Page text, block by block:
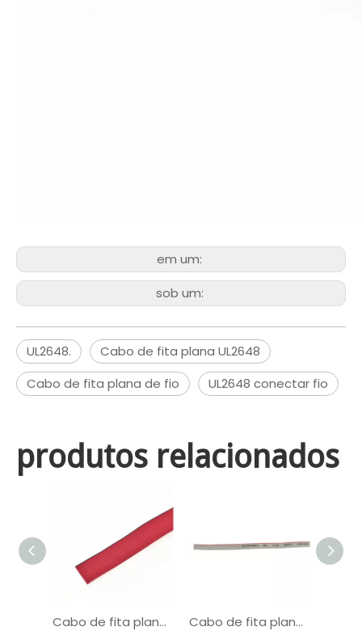
em um:
sob um:
UL2648.
Cabo de fita plana UL2648
Cabo de fita plana de fio
UL2648 conectar fio
produtos relacionados
Cabo de fita plano de fio de conexão UL21016 Cabo de fita plano de fio de conexão UL2651